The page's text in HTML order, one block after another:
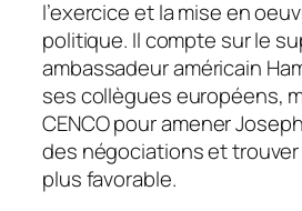
l’exercice et la mise en
politique. Il compte sur le
ambassadeur américain
ses collègues européens,
CENCO pour amener
des négociations et
plus favorable.